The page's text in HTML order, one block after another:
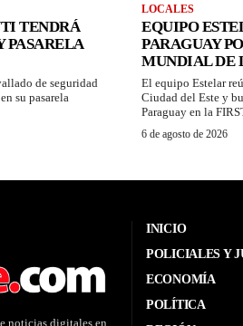
TENDRÁ
PASARELA
de seguridad
su pasarela
LOCALES
EQUIPO
PARAGUAY
MUNDIAL DE
El equipo Estelar
Ciudad del Este y
Paraguay en la
6 de agosto de 2026
noticias digitales en
INICIO
POLICIALES Y
ECONOMÍA
POLÍTICA